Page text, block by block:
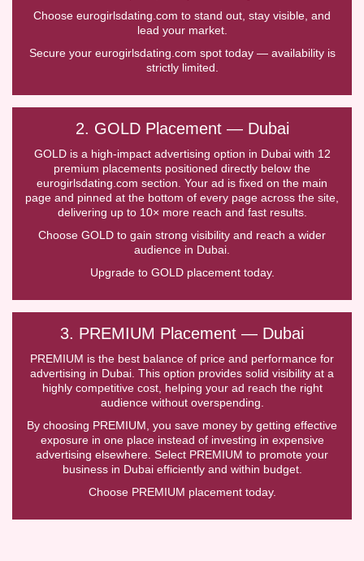
Choose eurogirlsdating.com to stand out, stay visible, and
lead your market.
Secure your eurogirlsdating.com spot today — availability is
strictly limited.
2. GOLD Placement — Dubai
GOLD is a high-impact advertising option in Dubai with 12
premium placements positioned directly below the
eurogirlsdating.com section. Your ad is fixed on the main
page and pinned at the bottom of every page across the site,
delivering up to 10× more reach and fast results.
Choose GOLD to gain strong visibility and reach a wider
audience in Dubai.
Upgrade to GOLD placement today.
3. PREMIUM Placement — Dubai
PREMIUM is the best balance of price and performance for
advertising in Dubai. This option provides solid visibility at a
highly competitive cost, helping your ad reach the right
audience without overspending.
By choosing PREMIUM, you save money by getting effective
exposure in one place instead of investing in expensive
advertising elsewhere. Select PREMIUM to promote your
business in Dubai efficiently and within budget.
Choose PREMIUM placement today.